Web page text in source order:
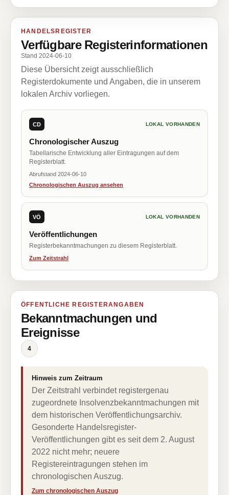
HANDELSREGISTER
Verfügbare Registerinformationen
Stand 2024-06-10
Diese Übersicht zeigt ausschließlich
Registerdokumente und Angaben, die in unserem
lokalen Archiv vorliegen.
CD LOKAL VORHANDEN
Chronologischer Auszug
Tabellarische Entwicklung aller Eintragungen auf dem
Registerblatt.
Abrufstand 2024-06-10
Chronologischen Auszug ansehen
VÖ LOKAL VORHANDEN
Veröffentlichungen
Registerbekanntmachungen zu diesem Registerblatt.
Zum Zeitstrahl
ÖFFENTLICHE REGISTERANGABEN
Bekanntmachungen und
Ereignisse
4
Hinweis zum Zeitraum
Der Zeitstrahl verbindet registergenau
zugeordnete Insolvenzbekanntmachungen mit
dem historischen Veröffentlichungsarchiv.
Gesonderte Handelsregister-
Veröffentlichungen gibt es seit dem 2. August
2022 nicht mehr; neuere
Registereintragungen stehen im
chronologischen Auszug.
Zum chronologischen Auszug